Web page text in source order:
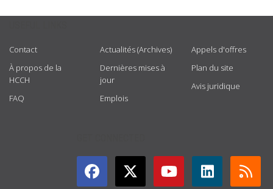
Contact
À propos de la
HCCH
FAQ
Actualités (Archives)
Dernières mises à
jour
Emplois
Appels d'offres
Plan du site
Avis juridique